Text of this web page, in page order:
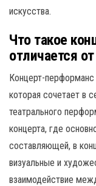
искусства.
Что такое
отличается
Концерт-
которая сочетает в
театрального
концерта, где
составляющей, в
визуальные и
взаимодействие